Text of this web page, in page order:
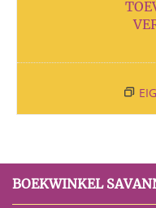
BOEKWINKEL